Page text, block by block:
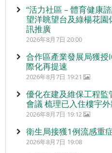
“活力社區 – 體育健康
望洋眺望台及綠楊花
訊推廣
2026年8月7日 20:00
合作區產業發展局獲授
際化再提速
2026年8月7日 19:21
優化在建及維保工程
會議 梳理已入住樓宇
2026年8月7日 19:12
衛生局接獲1例流感重
2026年8月7日 19:08